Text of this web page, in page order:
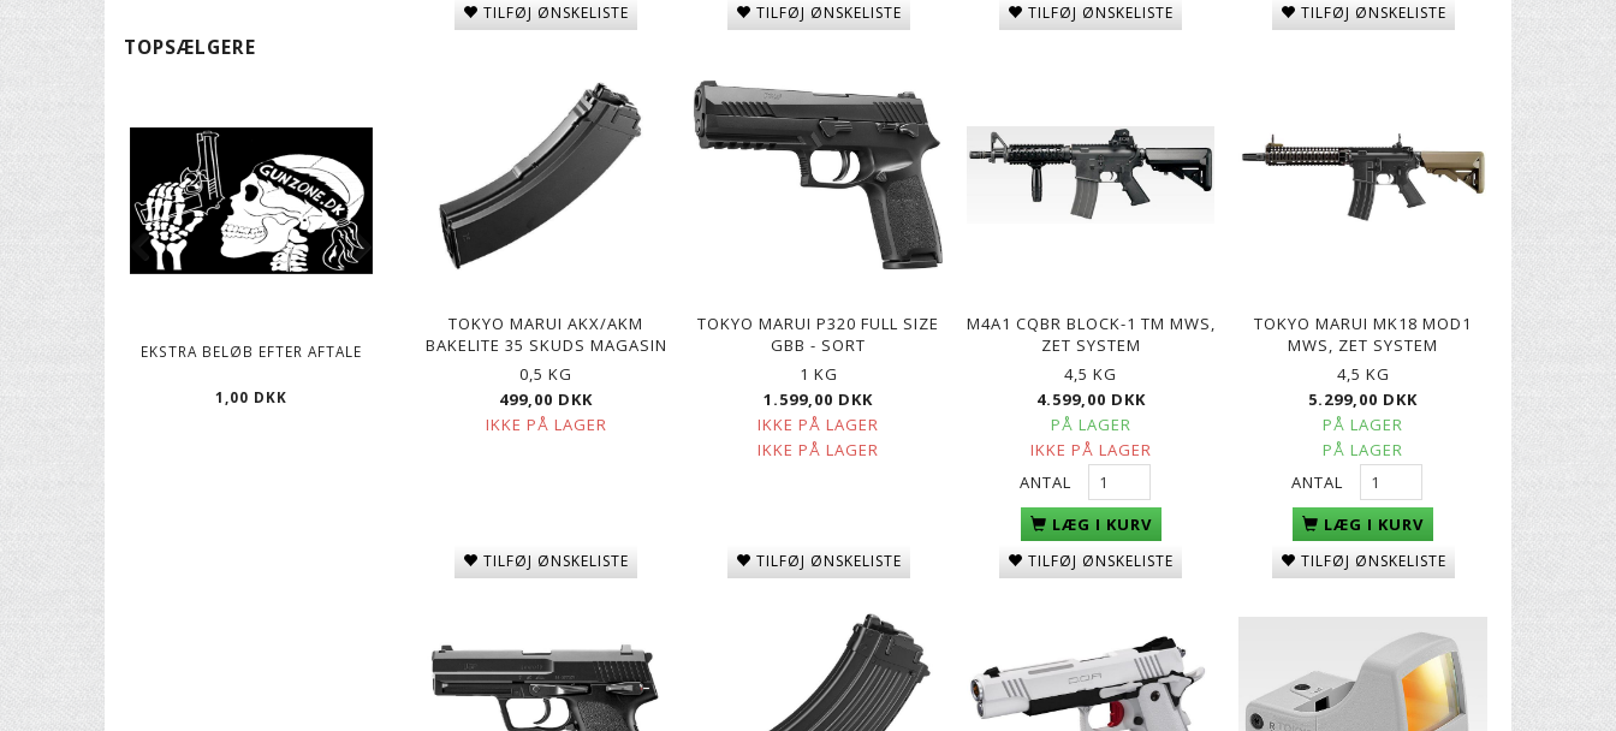
TOPSÆLGERE
EKSTRA BELØB EFTER AFTALE
1,00 DKK
CO2 PATRONER, 12G, 25 STK
119,00 DKK
POPULÆR
Q BLASTER 0,20G KUGLER-
59,00 DKK
GREEN POWER GAS, GEN. II -
600ML/800ML
89,00 DKK
30" CARBON PIL TIL BUE
49,00 DKK
BIO KUGLER, 0,25G -
4000 STK
129,00 DKK
TILFØJ ØNSKELISTE TILFØJ ØNSKELISTE TILFØJ ØNSKELISTE TILFØJ ØNSKELISTE
TOKYO MARUI AKX/AKM
BAKELITE 35 SKUDS MAGASIN
0,5 KG
499,00 DKK
IKKE PÅ LAGER
TILFØJ ØNSKELISTE
TOKYO MARUI P320 FULL SIZE
GBB - SORT
1 KG
1.599,00 DKK
IKKE PÅ LAGER
IKKE PÅ LAGER
TILFØJ ØNSKELISTE
M4A1 CQBR BLOCK-1 TM MWS,
ZET SYSTEM
4,5 KG
4.599,00 DKK
PÅ LAGER
IKKE PÅ LAGER
ANTAL
LÆG I KURV
TILFØJ ØNSKELISTE
TOKYO MARUI MK18 MOD1
MWS, ZET SYSTEM
4,5 KG
5.299,00 DKK
PÅ LAGER
PÅ LAGER
ANTAL
LÆG I KURV
TILFØJ ØNSKELISTE